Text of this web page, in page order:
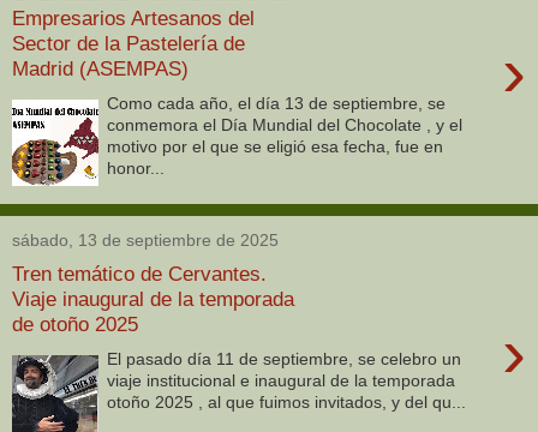
Empresarios Artesanos del
Sector de la Pastelería de
Madrid (ASEMPAS)
›
Como cada año, el día 13 de septiembre, se
conmemora el Día Mundial del Chocolate , y el
motivo por el que se eligió esa fecha, fue en
honor...
sábado, 13 de septiembre de 2025
Tren temático de Cervantes.
Viaje inaugural de la temporada
de otoño 2025
›
El pasado día 11 de septiembre, se celebro un
viaje institucional e inaugural de la temporada
otoño 2025 , al que fuimos invitados, y del qu...